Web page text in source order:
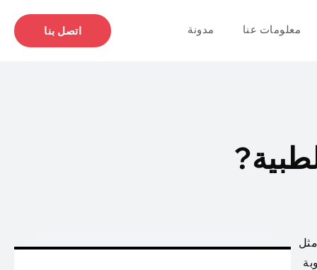
معلومات عنا مدونة اتصل بنا